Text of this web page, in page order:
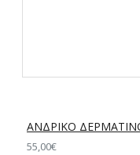
ΑΝΔΡΙΚΟ
55,00€